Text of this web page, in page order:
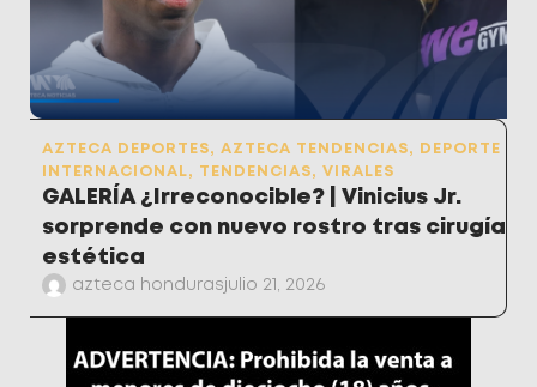
AZTECA DEPORTES, AZTECA TENDENCIAS,
DEPORTE
INTERNACIONAL, TENDENCIAS, VIRALES
GALERÍA ¿Irreconocible? | Vinicius Jr.
sorprende con nuevo rostro tras cirugía
estética
azteca hondurasjulio 21, 2026